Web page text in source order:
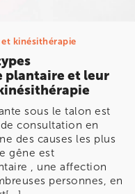
kinésithérapie
plantaire et leur
sous le talon est
consultation en
des causes les plus
gêne est
, une affection
personnes, en